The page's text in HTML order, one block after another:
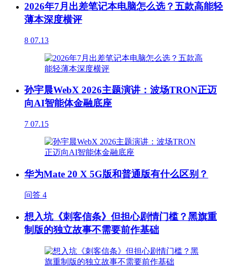
2026年7月出差笔记本电脑怎么选？五款高能轻
薄本深度横评
8 07.13
孙宇晨WebX 2026主题演讲：波场TRON正迈
向AI智能体金融底座
7 07.15
华为Mate 20 X 5G版和普通版有什么区别？
问答 4
想入坑《刺客信条》但担心剧情门槛？黑旗重
制版的独立故事不需要前作基础